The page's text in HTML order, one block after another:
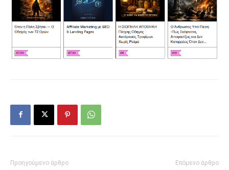
Προηγούμενο άρθρο Επόμενο άρθρο